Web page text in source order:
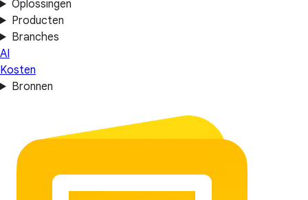
Oplossingen
Producten
Branches
AI
Kosten
Bronnen